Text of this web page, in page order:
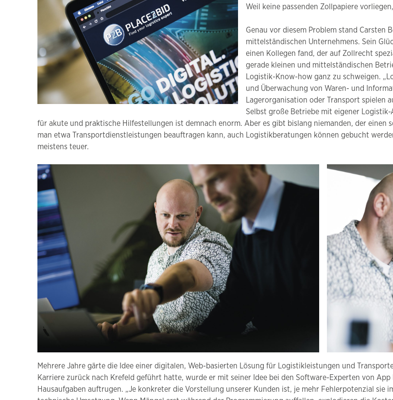
Weil keine passenden Zollpapiere
Genau vor diesem Problem stand Carsten
mittelständischen Unternehmens. Sein
einen Kollegen fand, der auf Zollrecht
gerade kleinen und mittelständischen
Logistik-Know-how ganz zu schweigen.
und Überwachung von Waren- und
Lagerorganisation oder Transport spielen
Selbst große Betriebe mit eigener
für akute und praktische Hilfestellungen ist demnach enorm. Aber es gibt bislang niemanden, der einen
man etwa Transportdienstleistungen beauftragen kann, auch Logistikberatungen können gebucht
meistens teuer.
Mehrere Jahre gärte die Idee einer digitalen, Web-basierten Lösung für Logistikleistungen und
Karriere zurück nach Krefeld geführt hatte, wurde er mit seiner Idee bei den Software-Experten von
Hausaufgaben auftrugen. „Je konkreter die Vorstellung unserer Kunden ist, je mehr Fehlerpotenzial